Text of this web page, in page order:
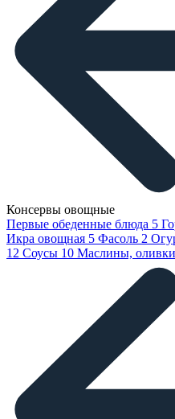
Консервы овощные
Первые обеденные блюда 5
Икра овощная 5 Фасоль 2
12 Соусы 10 Маслины, оливки